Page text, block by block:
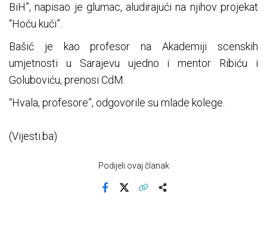
BiH”, napisao je glumac, aludirajući na njihov projekat
“Hoću kući”.
Bašić je kao profesor na Akademiji scenskih
umjetnosti u Sarajevu ujedno i mentor Ribiću i
Goluboviću, prenosi CdM.
“Hvala, profesore”, odgovorile su mlade kolege.
(Vijesti.ba)
Podijeli ovaj članak
Facebook